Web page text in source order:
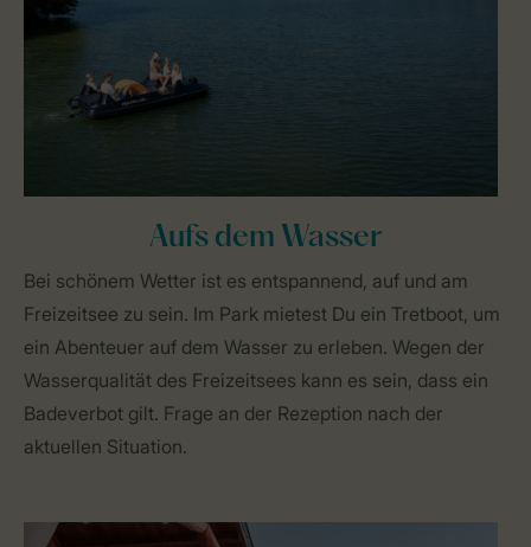
Aufs dem Wasser
Bei schönem Wetter ist es entspannend, auf und am
Freizeitsee zu sein. Im Park mietest Du ein Tretboot, um
ein Abenteuer auf dem Wasser zu erleben. Wegen der
Wasserqualität des Freizeitsees kann es sein, dass ein
Badeverbot gilt. Frage an der Rezeption nach der
aktuellen Situation.